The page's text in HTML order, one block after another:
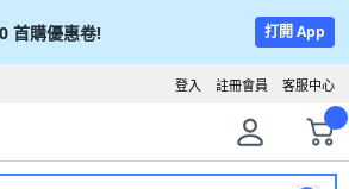
首購優惠卷! 打開 App
客服中心
註冊會員
登入